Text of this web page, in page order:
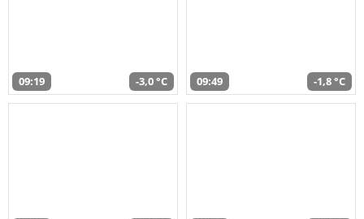
09:19 -3,0 °C 09:49 -1,8 °C